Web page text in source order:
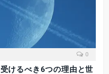
0
けるべき6つの理由と世